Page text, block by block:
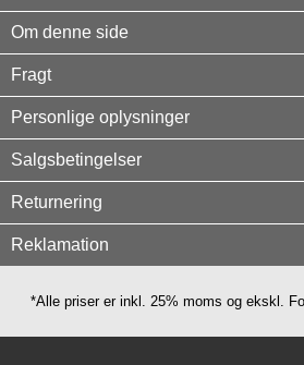
Om denne side
Fragt
Personlige oplysninger
Salgsbetingelser
Returnering
Reklamation
*Alle priser er inkl. 25% moms og ekskl.